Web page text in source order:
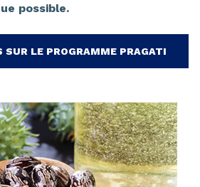
possible.
SUR LE PROGRAMME PRAGATI